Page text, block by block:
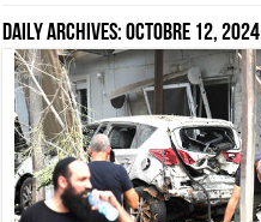
Daily Archives:octobre 12, 2024